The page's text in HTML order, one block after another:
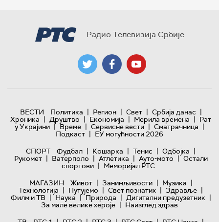
Радио Телевизија Србије
ВЕСТИ Политика | Регион | Свет | Србија данас |
Хроника | Друштво | Економија | Мерила времена | Рат
у Украјини | Време | Сервисне вести | Сматрачница |
Подкаст | ЕУ могућности 2026
СПОРТ
Фудбал | Кошарка | Тенис | Одбојка |
Рукомет | Ватерполо | Атлетика | Ауто-мото | Остали
спортови | Меморијал РТС
МАГАЗИН
Живот | Занимљивости | Музика |
Технологијa | Путујемо | Свет познатих | Здравље |
Филм и ТВ | Наука | Природа | Дигитални предузетник |
За мале велике хероје | Наизглед здрав